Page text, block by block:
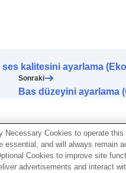
ayarlama ( CLEAR BASS)
önleme işlevini ayarlama
Audio kurulumunu değiştirme
bağlantısının (Ses Kalitesi
ayarının değiştirilmesi
bağlantısının (Bluetooth
Kalitesi) öncelik ayarının
ses kalitesini ayarlama
Sonraki
Bas düzeyini ayarlama
Necessary Cookies to operate this
essential, and will always remain
Cookies to improve site
advertisements and interact